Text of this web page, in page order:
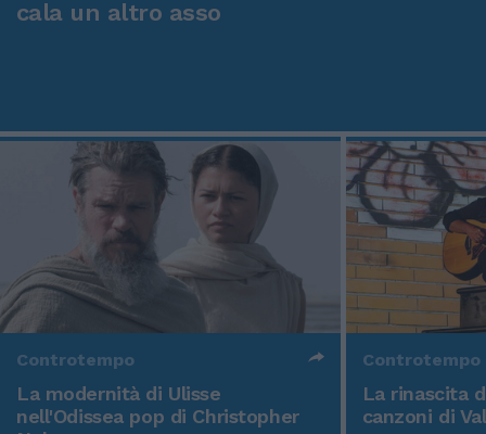
cala un altro asso
Controtempo
La modernità di Ulisse
nell'Odissea pop di Christopher
Controtempo
La rinascita
canzoni di